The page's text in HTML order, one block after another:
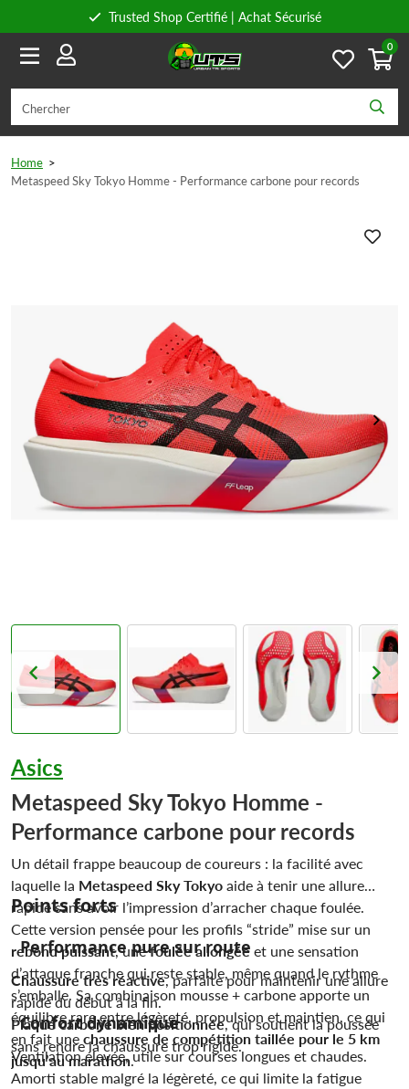
Trusted Shop Certifié | Achat Sécurisé
Conseils personnels
0
Home >
Metaspeed Sky Tokyo Homme - Performance carbone pour records
Asics
Metaspeed Sky Tokyo Homme -
Performance carbone pour records
Un détail frappe beaucoup de coureurs : la facilité avec
laquelle la Metaspeed Sky Tokyoaide à tenir une allure
rapide sans avoir l’impression d’arracher chaque foulée.
Cette version pensée pour les profils “stride” mise sur un
rebond puissant, unefoulée allongéeet une sensation
d’attaque franche qui reste stable, même quand le rythme
s’emballe. Sa combinaison mousse + carbone apporte un
équilibre rare entre légèreté, propulsion et maintien, ce qui
en fait unechaussure de compétition taillée pour le 5 km
jusqu’au marathon.
Points forts
Performance pure sur route
Chaussure très réactive, parfaite pour maintenir une allure
rapide du début à la fin.
Plaque carbone bien positionnée, qui soutient la poussée
sans rendre la chaussure trop rigide.
Confort dynamique
Ventilation élevée, utile sur courses longues et chaudes.
Amorti stable malgré la légèreté, ce qui limite la fatigue